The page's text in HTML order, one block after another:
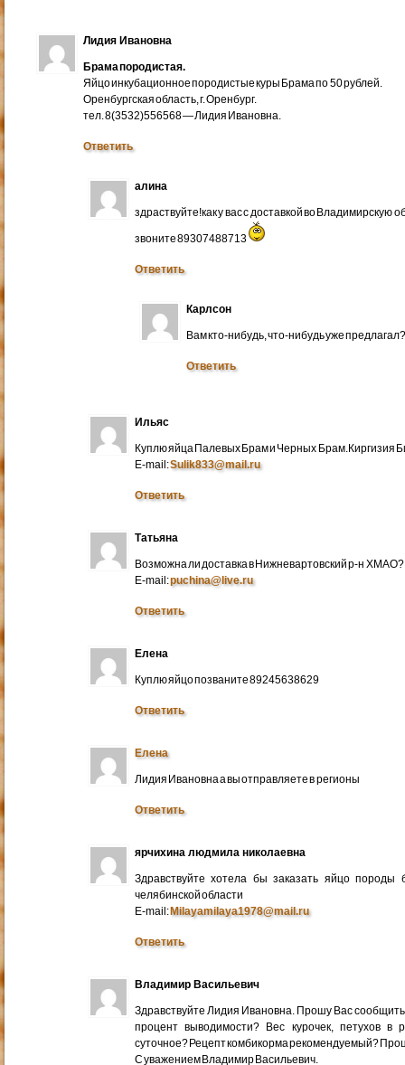
Лидия Ивановна
Брама породистая.
Яйцо инкубационное породистые куры Брама по 50 рублей.
Оренбургская область, г. Оренбург.
тел. 8(3532)556568 — Лидия Ивановна.
Ответить
алина
здраствуйте!как у вас с доставкой во Владимирскую
звоните 89307488713
Ответить
Карлсон
Вам кто-нибудь, что-нибудь уже
Ответить
Ильяс
Куплю яйца Палевых Брам и Черных Брам.Киргизия
E-mail:Sulik833@mail.ru
Ответить
Татьяна
Возможна ли доставка в Нижневартовский р-н ХМАО?
E-mail:puchina@live.ru
Ответить
Елена
Куплю яйцо позваните 89245638629
Ответить
Елена
Лидия Ивановна а вы отправляете в регионы
Ответить
ярчихина людмила николаевна
Здравствуйте хотела бы заказать яйцо
челябинской области
E-mail:Milayamilaya1978@mail.ru
Ответить
Владимир Васильевич
Здравствуйте Лидия Ивановна. Прошу Вас
процент выводимости? Вес курочек, петухов в
суточное? Рецепт комбикорма рекомендуемый?
С уважением Владимир Васильевич.